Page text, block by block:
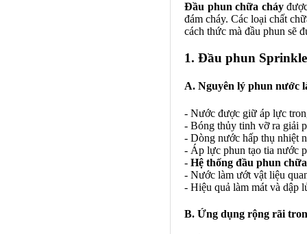
Đầu phun chữa cháy
đám cháy. Các loại chất
cách thức mà đầu phun sẽ
1. Đầu phun
A. Nguyên lý phun nước
- Nước được giữ áp lực
- Bóng thủy tinh vỡ ra giải
- Dòng nước hấp thụ nhiệt
- Áp lực phun tạo tia nước
- Hệ thống đầu phun
- Nước làm ướt vật liệu
- Hiệu quả làm mát và dập
B. Ứng dụng rộng rãi